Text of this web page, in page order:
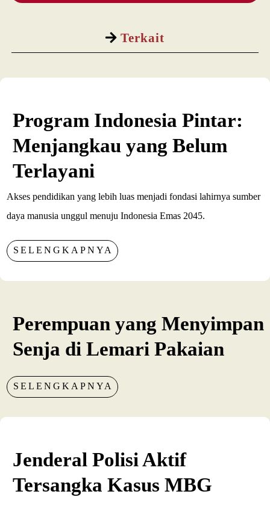
Terkait
Program Indonesia Pintar:
Menjangkau yang Belum
Terlayani
Akses pendidikan yang lebih luas menjadi fondasi lahirnya sumber
daya manusia unggul menuju Indonesia Emas 2045.
SELENGKAPNYA
Perempuan yang Menyimpan
Senja di Lemari Pakaian
SELENGKAPNYA
Jenderal Polisi Aktif
Tersangka Kasus MBG